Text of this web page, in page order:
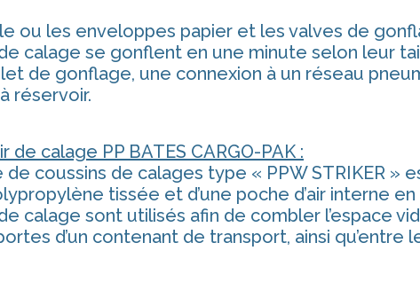
le ou les enveloppes papier et les valves de
calage se gonflent en une minute selon leur
de gonflage, une connexion à un réseau
réservoir.
de calage PP BATES CARGO-PAK :
coussins de calages type « PPW STRIKER »
tissée et d’une poche d’air interne
calage sont utilisés afin de combler l’espace
d’un contenant de transport, ainsi